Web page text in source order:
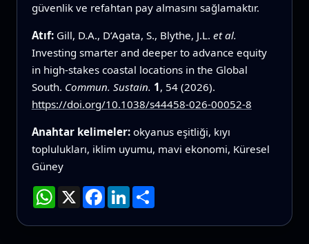
güvenlik ve refahtan pay almasını sağlamaktır.
Atıf: Gill, D.A., D’Agata, S., Blythe, J.L. et al.
Investing smarter and deeper to advance equity
in high-stakes coastal locations in the Global
South. Commun. Sustain. 1, 54 (2026).
https://doi.org/10.1038/s44458-026-00052-8
Anahtar kelimeler: okyanus eşitliği, kıyı
toplulukları, iklim uyumu, mavi ekonomi, Küresel
Güney
WhatsApp
X Facebook
LinkedInPaylaş